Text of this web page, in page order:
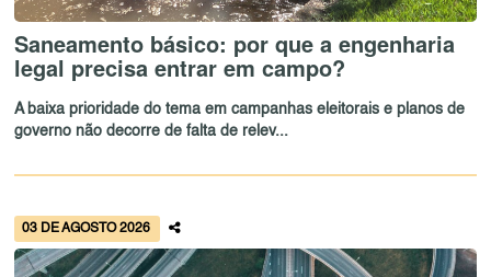
Saneamento básico: por que a engenharia
legal precisa entrar em campo?
A baixa prioridade do tema em campanhas eleitorais e planos de
governo não decorre de falta de relev...
03 DE AGOSTO 2026